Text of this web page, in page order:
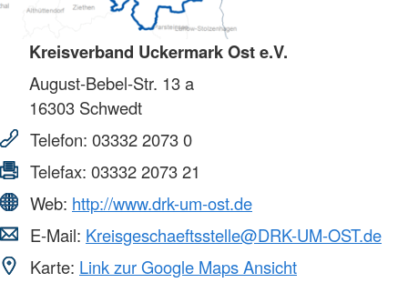
Kreisverband Uckermark Ost e.V.
August-Bebel-Str. 13 a
16303 Schwedt
Telefon: 03332 2073 0
Telefax: 03332 2073 21
Web: http://www.drk-um-ost.de
E-Mail: Kreisgeschaeftsstelle@DRK-UM-OST.de
Karte: Link zur Google Maps Ansicht